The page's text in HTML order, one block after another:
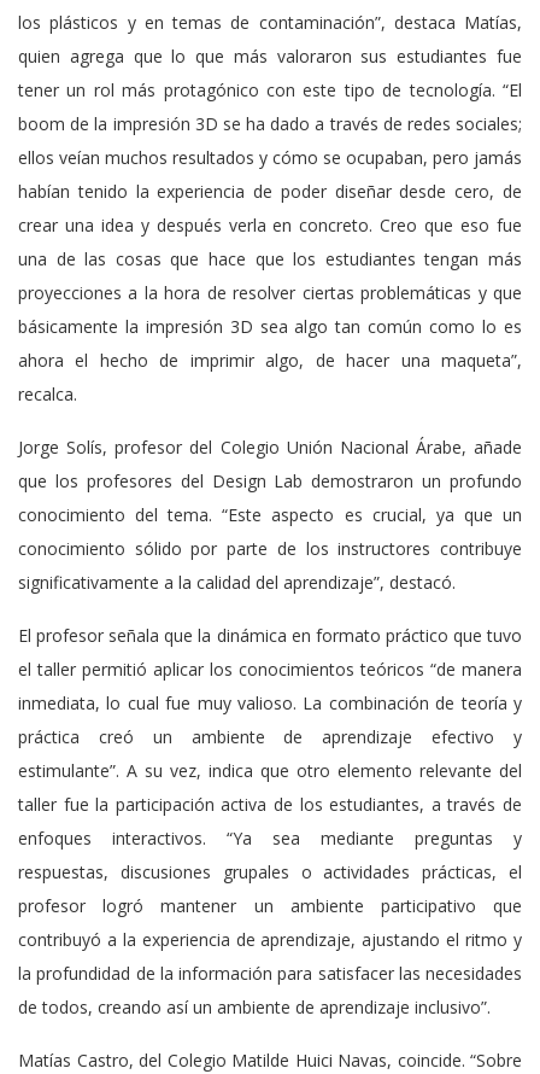
los plásticos y en temas de contaminación”, destaca Matías,
quien agrega que lo que más valoraron sus estudiantes fue
tener un rol más protagónico con este tipo de tecnología. “El
boom de la impresión 3D se ha dado a través de redes sociales;
ellos veían muchos resultados y cómo se ocupaban, pero jamás
habían tenido la experiencia de poder diseñar desde cero, de
crear una idea y después verla en concreto. Creo que eso fue
una de las cosas que hace que los estudiantes tengan más
proyecciones a la hora de resolver ciertas problemáticas y que
básicamente la impresión 3D sea algo tan común como lo es
ahora el hecho de imprimir algo, de hacer una maqueta”,
recalca.
Jorge Solís, profesor del Colegio Unión Nacional Árabe, añade
que los profesores del Design Lab demostraron un profundo
conocimiento del tema. “Este aspecto es crucial, ya que un
conocimiento sólido por parte de los instructores contribuye
significativamente a la calidad del aprendizaje”, destacó.
El profesor señala que la dinámica en formato práctico que tuvo
el taller permitió aplicar los conocimientos teóricos “de manera
inmediata, lo cual fue muy valioso. La combinación de teoría y
práctica creó un ambiente de aprendizaje efectivo y
estimulante”. A su vez, indica que otro elemento relevante del
taller fue la participación activa de los estudiantes, a través de
enfoques interactivos. “Ya sea mediante preguntas y
respuestas, discusiones grupales o actividades prácticas, el
profesor logró mantener un ambiente participativo que
contribuyó a la experiencia de aprendizaje, ajustando el ritmo y
la profundidad de la información para satisfacer las necesidades
de todos, creando así un ambiente de aprendizaje inclusivo”.
Matías Castro, del Colegio Matilde Huici Navas, coincide. “Sobre